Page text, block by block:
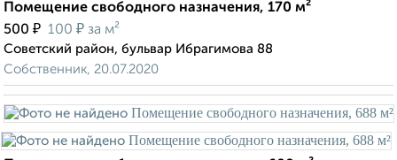
Помещение свободного назначения, 170 м²
500 ₽ 100 ₽ за м²
Советский район, бульвар Ибрагимова 88
Собственник, 20.07.2020